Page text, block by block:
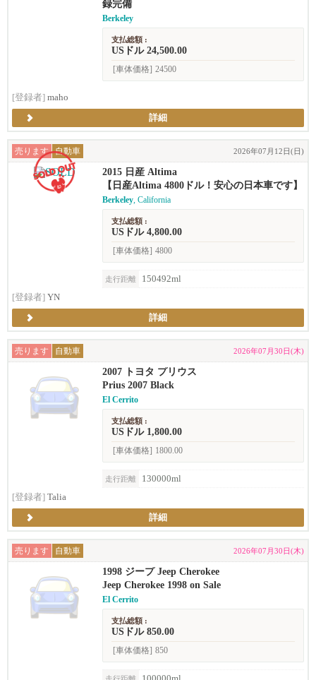
録完備
Berkeley
支払総額 :
USドル 24,500.00
[車体価格] 24500
[登録者] maho
詳細
売ります 自動車 2026年07月12日(日)
2015 日産 Altima
【日産Altima 4800ドル！安心の日本車です】
Berkeley, California
支払総額 :
USドル 4,800.00
[車体価格] 4800
走行距離
150492ml
[登録者] YN
詳細
売ります 自動車 2026年07月30日(木)
2007 トヨタ プリウス
Prius 2007 Black
El Cerrito
支払総額 :
USドル 1,800.00
[車体価格] 1800.00
走行距離
130000ml
[登録者] Talia
詳細
売ります 自動車 2026年07月30日(木)
1998 ジープ Jeep Cherokee
Jeep Cherokee 1998 on Sale
El Cerrito
支払総額 :
USドル 850.00
[車体価格] 850